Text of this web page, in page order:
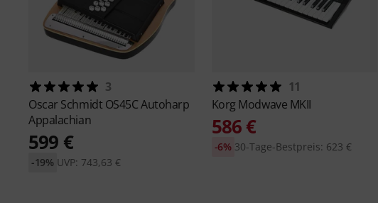
3
Oscar Schmidt OS45C Autoharp
Appalachian
599 €
UVP: 743,63 €
-19%
11
Korg Modwave MKII
586 €
30-Tage-Bestpreis: 623 €
-6%